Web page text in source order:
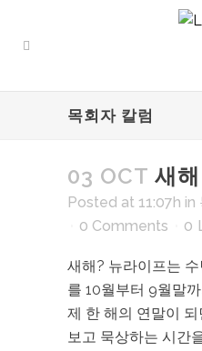
목회자 칼럼
03 OCT 새
Posted at 11:07h in
0 Comments
0
새해? 뉴라이프는
를 10월부터 9월말
제 한 해의 연말이
보고 묵상하는 시간